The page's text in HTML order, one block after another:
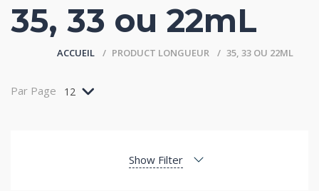
35, 33 ou 22mL
ACCUEIL PRODUCT LONGUEUR 35, 33 OU 22ML
Par Page 12
Show Filter